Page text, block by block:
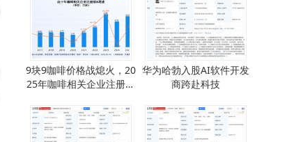
9块9咖啡价格战熄火，20
25年咖啡相关企业注册量
华为哈勃入股AI软件开发
商跨赴科技